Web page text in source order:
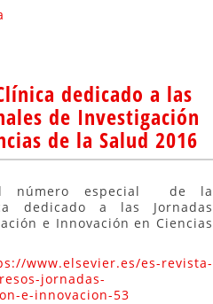
dedicado a las
de Investigación
de la Salud 2016
número especial de la
dedicado a las Jornadas
e Innovación en Ciencias
www.elsevier.es/es-revista-
jornadas-
e-innovacion-53